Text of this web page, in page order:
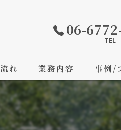
06-
TEL
れ 業務内容 事例/